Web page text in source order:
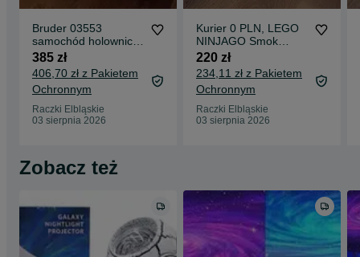
Bruder 03553
samochód holowniczy
Scania Super 560R +
moduł świetlny
385 zł
406,70 zł z Pakietem
Ochronnym
Raczki Elbląskie
03 sierpnia 2026
Kurier 0 PLN, LEGO
NINJAGO Smok
chaosu Kiełogrzmot
71832
220 zł
234,11 zł z Pakietem
Ochronnym
Raczki Elbląskie
03 sierpnia 2026
Zobacz też